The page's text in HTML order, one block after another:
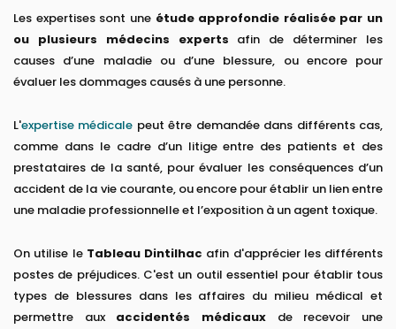
Les expertises sont uneétude approfondie réalisée par un
ou plusieurs médecins experts afin de déterminer les
causes d’une maladie ou d’une blessure, ou encore pour
évaluer les dommages causés à une personne.
L'expertise médicale peut être demandée dans différents cas,
comme dans le cadre d’un litige entre des patients et des
prestataires de la santé, pour évaluer les conséquences d’un
accident de la vie courante, ou encore pour établir un lien entre
une maladie professionnelle et l’exposition à un agent toxique.
On utilise leTableau Dintilhac afin d'apprécier les différents
postes de préjudices. C'est un outil essentiel pour établir tous
types de blessures dans les affaires du milieu médical et
permettre aux accidentés médicaux de recevoir une